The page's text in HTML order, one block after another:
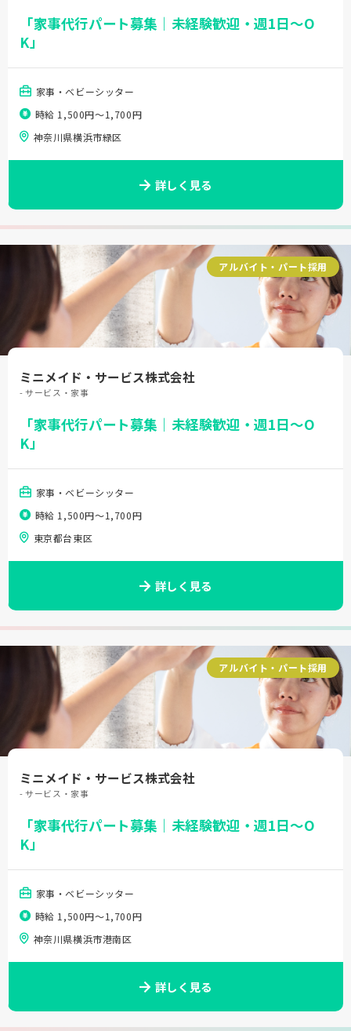
「家事代行パート募集｜未経験歓迎・週1日～O
K」
家事・ベビーシッター
時給 1,500円〜1,700円
神奈川県横浜市緑区
詳しく見る
アルバイト・パート採用
ミニメイド・サービス株式会社
- サービス・家事
「家事代行パート募集｜未経験歓迎・週1日～O
K」
家事・ベビーシッター
時給 1,500円〜1,700円
東京都台東区
詳しく見る
アルバイト・パート採用
ミニメイド・サービス株式会社
- サービス・家事
「家事代行パート募集｜未経験歓迎・週1日～O
K」
家事・ベビーシッター
時給 1,500円〜1,700円
神奈川県横浜市港南区
詳しく見る